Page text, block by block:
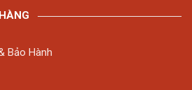
Bảo Hành